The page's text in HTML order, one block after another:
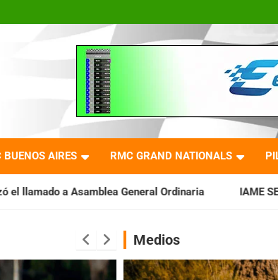
BUENOS AIRES RMC GRAND NATIONALS
General Ordinaria IAME SERIES ARGENTINA:
Medios